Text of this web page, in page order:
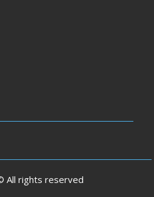
All rights reserved